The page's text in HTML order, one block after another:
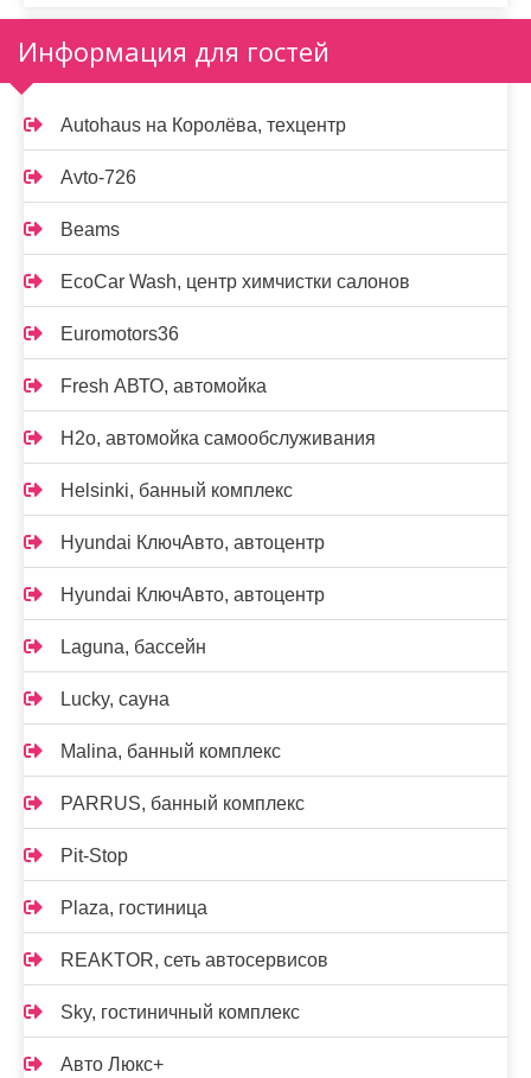
Информация для гостей
Autohaus на Королёва, техцентр
Avto-726
Beams
EcoCar Wash, центр химчистки салонов
Euromotors36
Fresh АВТО, автомойка
H2o, автомойка самообслуживания
Helsinki, банный комплекс
Hyundai КлючАвто, автоцентр
Hyundai КлючАвто, автоцентр
Laguna, бассейн
Lucky, сауна
Malina, банный комплекс
PARRUS, банный комплекс
Pit-Stop
Plaza, гостиница
REAKTOR, сеть автосервисов
Sky, гостиничный комплекс
Авто Люкс+